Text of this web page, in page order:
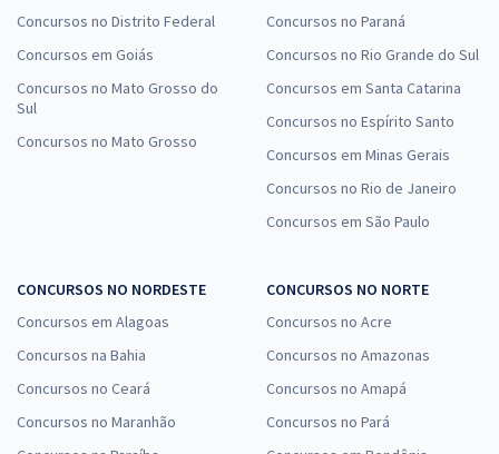
Concursos no Distrito Federal
Concursos em Goiás
Concursos no Mato Grosso do
Sul
Concursos no Mato Grosso
Concursos no Paraná
Concursos no Rio Grande do Sul
Concursos em Santa Catarina
Concursos no Espírito Santo
Concursos em Minas Gerais
Concursos no Rio de Janeiro
Concursos em São Paulo
CONCURSOS NO NORDESTE
Concursos em Alagoas
Concursos na Bahia
Concursos no Ceará
Concursos no Maranhão
CONCURSOS NO NORTE
Concursos no Acre
Concursos no Amazonas
Concursos no Amapá
Concursos no Pará